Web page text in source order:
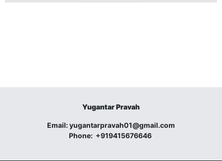
Yugantar Pravah
Email:yugantarpravah01@gmail.com
Phone: +919415676646